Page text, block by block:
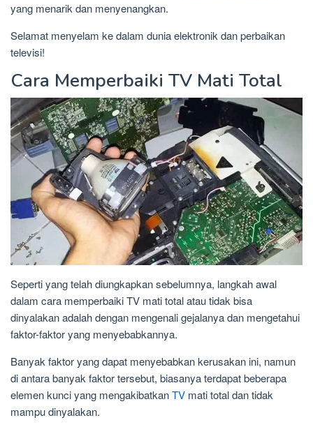
yang menarik dan menyenangkan.
Selamat menyelam ke dalam dunia elektronik dan perbaikan
televisi!
Cara Memperbaiki TV Mati Total
Seperti yang telah diungkapkan sebelumnya, langkah awal
dalam cara memperbaiki TV mati total atau tidak bisa
dinyalakan adalah dengan mengenali gejalanya dan mengetahui
faktor-faktor yang menyebabkannya.
Banyak faktor yang dapat menyebabkan kerusakan ini, namun
di antara banyak faktor tersebut, biasanya terdapat beberapa
elemen kunci yang mengakibatkanTV mati total dan tidak
mampu dinyalakan.